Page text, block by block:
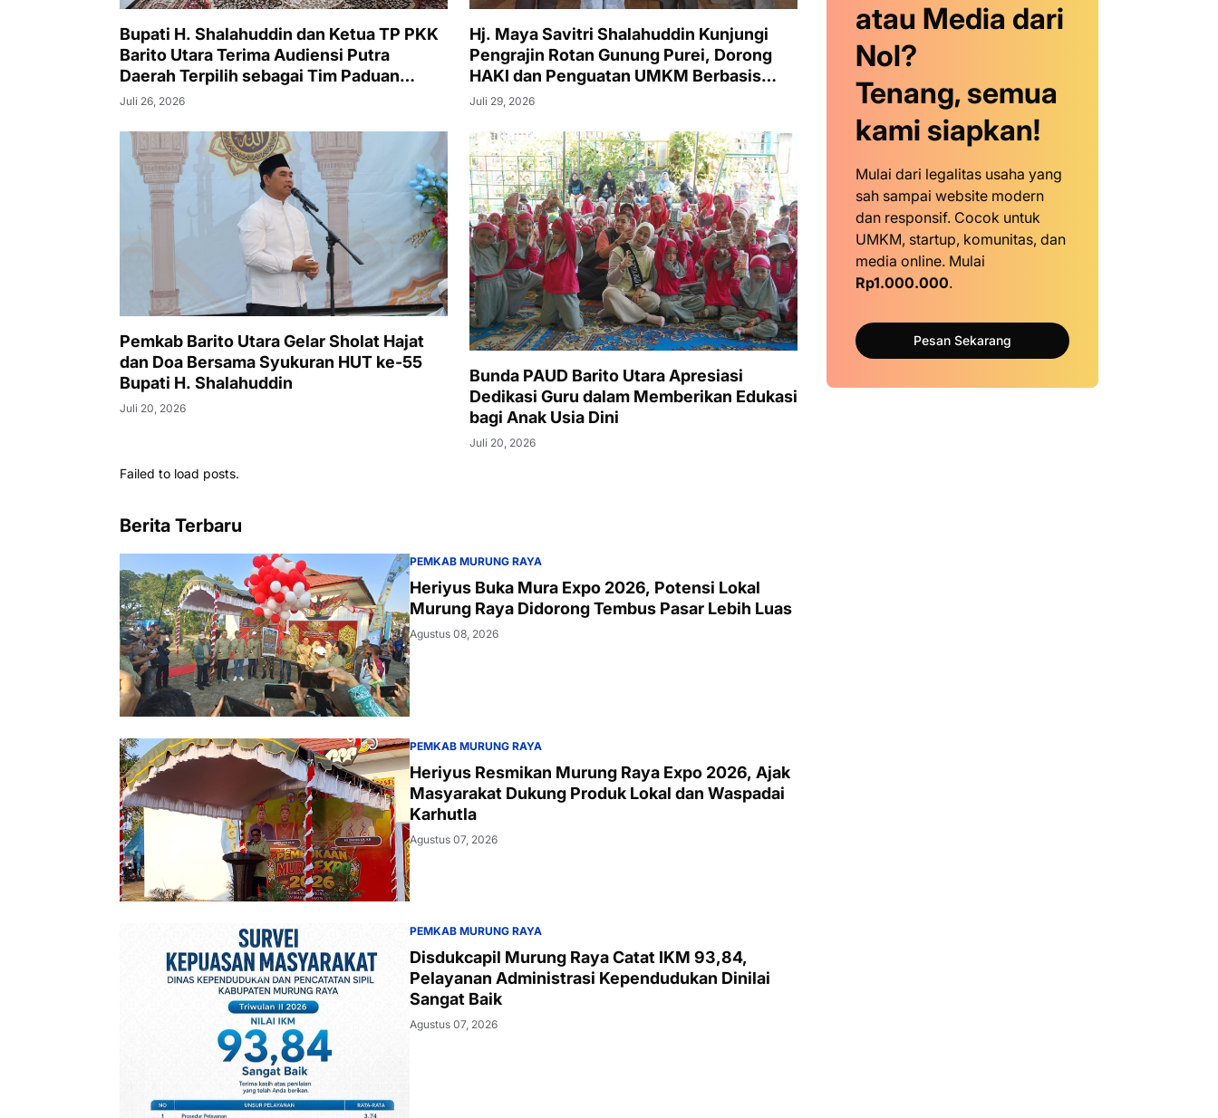
Bupati H. Shalahuddin dan Ketua TP PKK
Barito Utara Terima Audiensi Putra
Daerah Terpilih sebagai Tim Paduan
Suara Istana Negara
Juli 26, 2026
Hj. Maya Savitri Shalahuddin Kunjungi
Pengrajin Rotan Gunung Purei, Dorong
HAKI dan Penguatan UMKM Berbasis
Kearifan Lokal
Juli 29, 2026
Pemkab Barito Utara Gelar Sholat Hajat
dan Doa Bersama Syukuran HUT ke-55
Bupati H. Shalahuddin
Juli 20, 2026
Bunda PAUD Barito Utara Apresiasi
Dedikasi Guru dalam Memberikan Edukasi
bagi Anak Usia Dini
Juli 20, 2026
Failed to load posts.
Berita Terbaru
PEMKAB MURUNG RAYA
Heriyus Buka Mura Expo 2026, Potensi Lokal
Murung Raya Didorong Tembus Pasar Lebih Luas
Agustus 08, 2026
PEMKAB MURUNG RAYA
Heriyus Resmikan Murung Raya Expo 2026, Ajak
Masyarakat Dukung Produk Lokal dan Waspadai
Karhutla
Agustus 07, 2026
PEMKAB MURUNG RAYA
Disdukcapil Murung Raya Catat IKM 93,84,
Pelayanan Administrasi Kependudukan Dinilai
Sangat Baik
Agustus 07, 2026
atau Media dari
Nol?
Tenang, semua
kami siapkan!
Mulai dari legalitas usaha yang
sah sampai website modern
dan responsif. Cocok untuk
UMKM, startup, komunitas, dan
media online. Mulai
Rp1.000.000.
Pesan Sekarang